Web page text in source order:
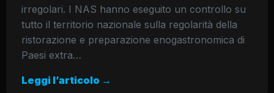
irregolari. I NAS hanno eseguito un controllo su
tutto il territorio nazionale sulla regolarità della
ristorazione e preparazione enogastronomica di
Paesi extra…
Leggi l’articolo →